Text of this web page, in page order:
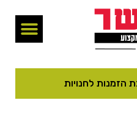
הזמנות לחנויות